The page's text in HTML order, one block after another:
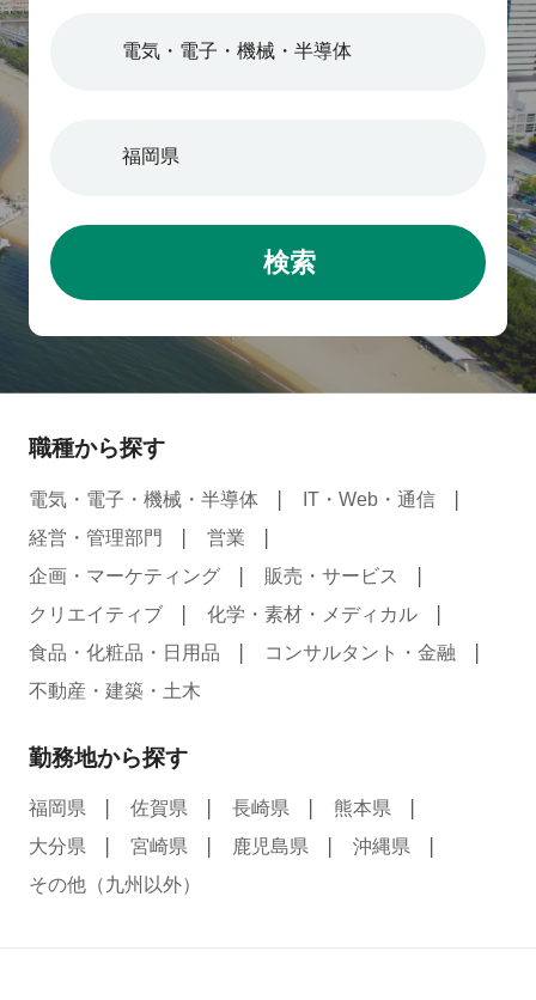
検索
職種から探す
電気・電子・機械・半導体
IT・Web・通信
経営・管理部門
営業
企画・マーケティング
販売・サービス
クリエイティブ
化学・素材・メディカル
食品・化粧品・日用品
コンサルタント・金融
不動産・建築・土木
勤務地から探す
福岡県 佐賀県 長崎県
熊本県
大分県
宮崎県 鹿児島県
沖縄県
その他（九州以外）